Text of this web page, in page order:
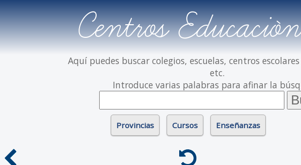
Centros Educación
Aquí puedes buscar colegios, escuelas, centros
etc.
Introduce varias palabras para afinar la
Provincias Cursos Enseñanzas